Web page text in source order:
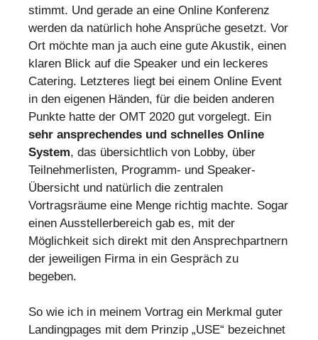
stimmt. Und gerade an eine Online Konferenz
werden da natürlich hohe Ansprüche gesetzt. Vor
Ort möchte man ja auch eine gute Akustik, einen
klaren Blick auf die Speaker und ein leckeres
Catering. Letzteres liegt bei einem Online Event
in den eigenen Händen, für die beiden anderen
Punkte hatte der OMT 2020 gut vorgelegt. Ein
sehr ansprechendes und schnelles Online
System, das übersichtlich von Lobby, über
Teilnehmerlisten, Programm- und Speaker-
Übersicht und natürlich die zentralen
Vortragsräume eine Menge richtig machte. Sogar
einen Ausstellerbereich gab es, mit der
Möglichkeit sich direkt mit den Ansprechpartnern
der jeweiligen Firma in ein Gespräch zu
begeben.
So wie ich in meinem Vortrag ein Merkmal guter
Landingpages mit dem Prinzip „USE“ bezeichnet